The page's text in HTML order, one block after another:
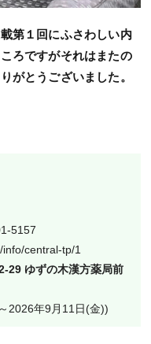
第１回にふさわしい内
ろですがそれはまたの
がとうございました。
5157
central-tp/1
29 ゆずの木漢方薬局前
2026年9月11日(金))